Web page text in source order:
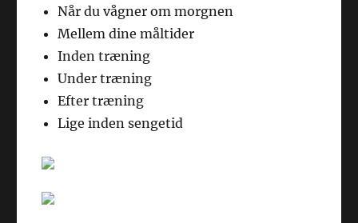
Når du vågner om morgnen
Mellem dine måltider
Inden træning
Under træning
Efter træning
Lige inden sengetid